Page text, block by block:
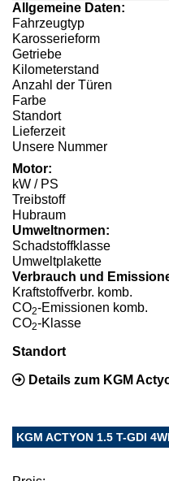
Allgemeine Daten:
Fahrzeugtyp
Karosserieform
Getriebe
Kilometerstand
Anzahl der Türen
Farbe
Standort
Lieferzeit
Unsere Nummer
Motor:
kW / PS
Treibstoff
Hubraum
Umweltnormen:
Schadstoffklasse
Umweltplakette
Verbrauch und
Kraftstoffverbr. komb.
CO2-Emissionen komb.
CO2-Klasse
Standort
Details zum KGM
KGM ACTYON 1.5 T-GDI